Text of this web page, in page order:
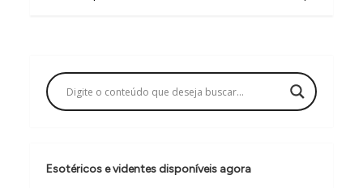
a
ç
o
Esotéricos e videntes disponíveis agora